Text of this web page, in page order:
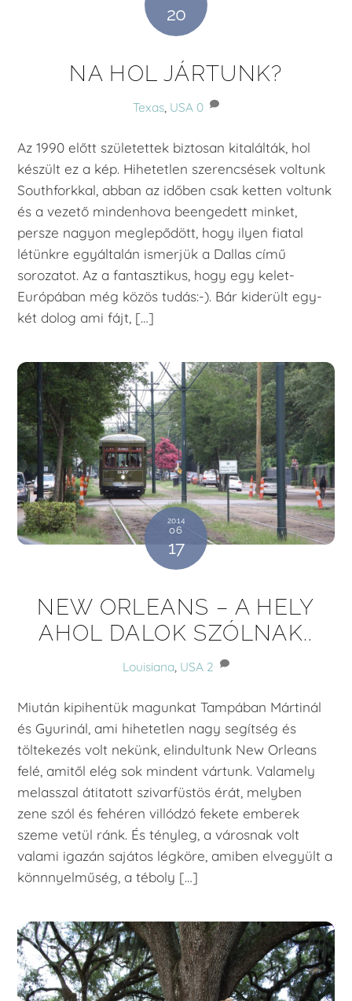
20
NA HOL JÁRTUNK?
Texas, USA 0
Az 1990 előtt születettek biztosan kitalálták, hol
készült ez a kép. Hihetetlen szerencsések voltunk
Southforkkal, abban az időben csak ketten voltunk
és a vezető mindenhova beengedett minket,
persze nagyon meglepődött, hogy ilyen fiatal
létünkre egyáltalán ismerjük a Dallas című
sorozatot. Az a fantasztikus, hogy egy kelet-
Európában még közös tudás:-). Bár kiderült egy-
két dolog ami fájt, […]
2014
06
17
NEW ORLEANS – A HELY
AHOL DALOK SZÓLNAK..
Louisiana, USA 2
Miután kipihentük magunkat Tampában Mártinál
és Gyurinál, ami hihetetlen nagy segítség és
töltekezés volt nekünk, elindultunk New Orleans
felé, amitől elég sok mindent vártunk. Valamely
melasszal átitatott szivarfüstös érát, melyben
zene szól és fehéren villódzó fekete emberek
szeme vetül ránk. És tényleg, a városnak volt
valami igazán sajátos légköre, amiben elvegyült a
könnnyelműség, a téboly […]